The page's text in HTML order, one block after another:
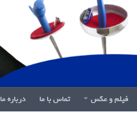
فیلم و عکس تماس با ما درباره ما